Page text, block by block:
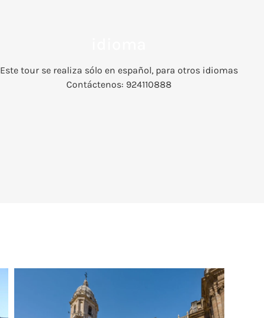
Este tour se realiza sólo en español, para otros idiomas
Contáctenos: 924110888